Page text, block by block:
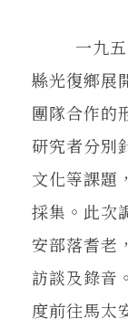
一九五八
縣光復鄉展
團隊合作的
研究者分別
文化等課題
採集。此次
安部落耆老
訪談及錄音
度前往馬太